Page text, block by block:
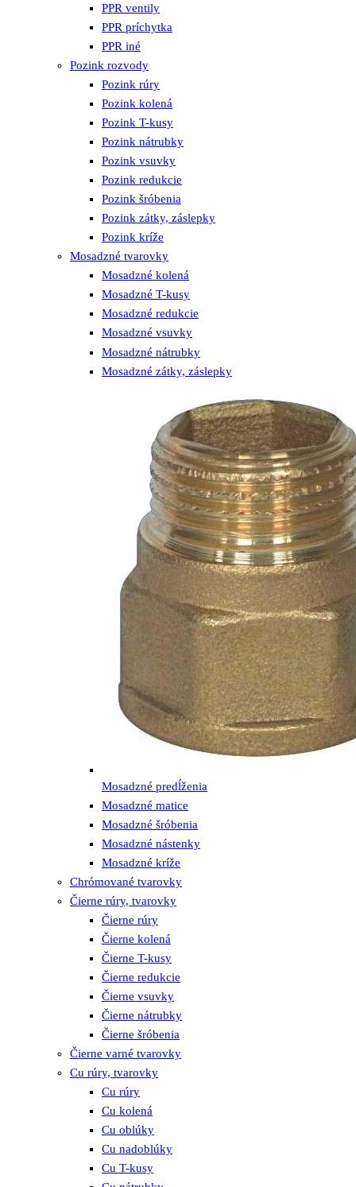
PPR ventily
PPR príchytka
PPR iné
Pozink rozvody
Pozink rúry
Pozink kolená
Pozink T-kusy
Pozink nátrubky
Pozink vsuvky
Pozink redukcie
Pozink šróbenia
Pozink zátky, záslepky
Pozink kríže
Mosadzné tvarovky
Mosadzné kolená
Mosadzné T-kusy
Mosadzné redukcie
Mosadzné vsuvky
Mosadzné nátrubky
Mosadzné zátky, záslepky
Mosadzné predĺženia
Mosadzné matice
Mosadzné šróbenia
Mosadzné nástenky
Mosadzné kríže
Chrómované tvarovky
Čierne rúry, tvarovky
Čierne rúry
Čierne kolená
Čierne T-kusy
Čierne redukcie
Čierne vsuvky
Čierne nátrubky
Čierne šróbenia
Čierne varné tvarovky
Cu rúry, tvarovky
Cu rúry
Cu kolená
Cu oblúky
Cu nadoblúky
Cu T-kusy